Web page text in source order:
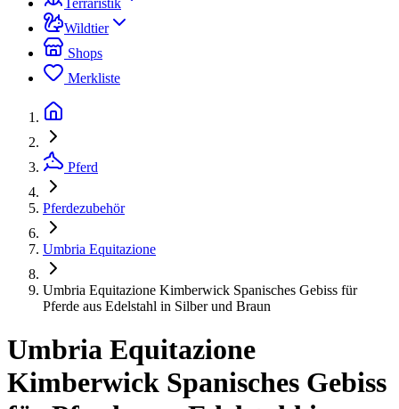
Terraristik
Wildtier
Shops
Merkliste
Pferd
Pferdezubehör
Umbria Equitazione
Umbria Equitazione Kimberwick Spanisches Gebiss für
Pferde aus Edelstahl in Silber und Braun
Umbria Equitazione
Kimberwick Spanisches Gebiss